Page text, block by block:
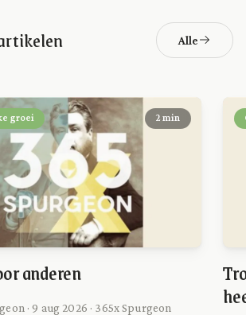
Alle
groei 2 min
anderen
· 9 aug 2026 · 365x Spurgeon